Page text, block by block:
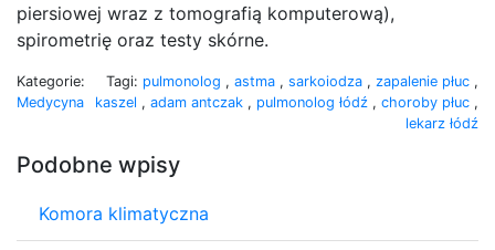
piersiowej wraz z tomografią komputerową),
spirometrię oraz testy skórne.
Kategorie:
Medycyna
Tagi: pulmonolog , astma , sarkoiodza , zapalenie płuc ,
kaszel , adam antczak , pulmonolog łódź , choroby płuc ,
lekarz łódź
Podobne wpisy
Komora klimatyczna